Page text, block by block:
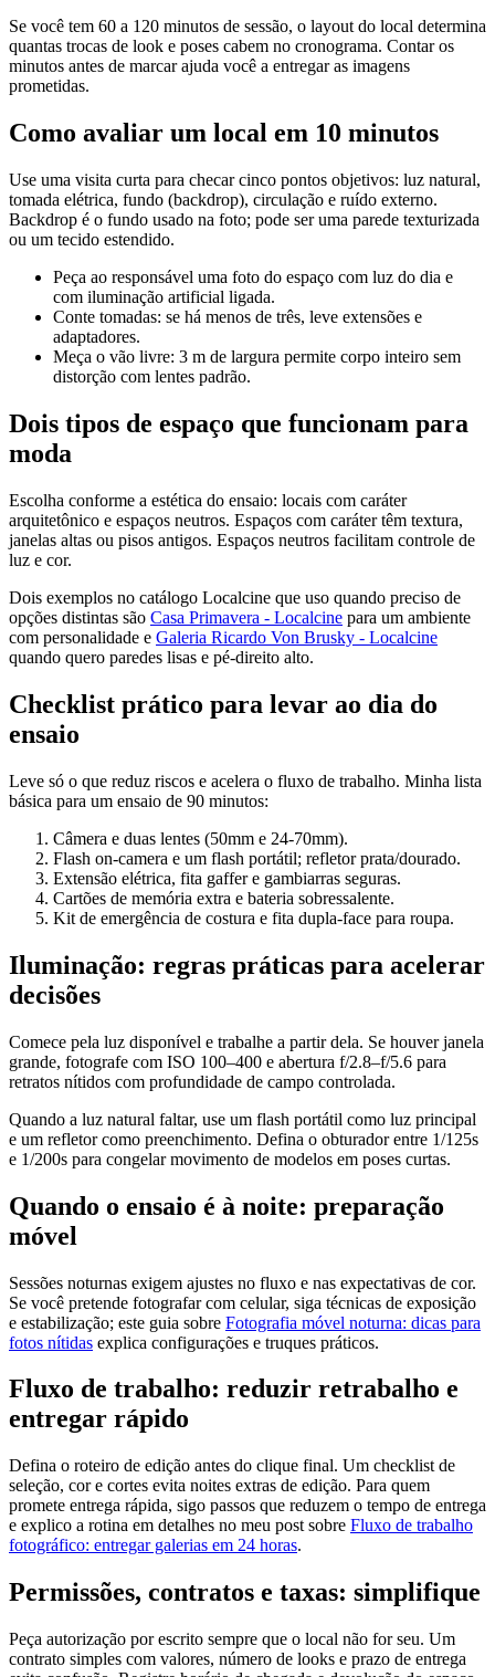
Se você tem 60 a 120 minutos de sessão, o layout do local determina
quantas trocas de look e poses cabem no cronograma. Contar os
minutos antes de marcar ajuda você a entregar as imagens
prometidas.
Como avaliar um local em 10 minutos
Use uma visita curta para checar cinco pontos objetivos: luz natural,
tomada elétrica, fundo (backdrop), circulação e ruído externo.
Backdrop é o fundo usado na foto; pode ser uma parede texturizada
ou um tecido estendido.
Peça ao responsável uma foto do espaço com luz do dia e
com iluminação artificial ligada.
Conte tomadas: se há menos de três, leve extensões e
adaptadores.
Meça o vão livre: 3 m de largura permite corpo inteiro sem
distorção com lentes padrão.
Dois tipos de espaço que funcionam para
moda
Escolha conforme a estética do ensaio: locais com caráter
arquitetônico e espaços neutros. Espaços com caráter têm textura,
janelas altas ou pisos antigos. Espaços neutros facilitam controle de
luz e cor.
Dois exemplos no catálogo Localcine que uso quando preciso de
opções distintas são Casa Primavera - Localcine para um ambiente
com personalidade e Galeria Ricardo Von Brusky - Localcine
quando quero paredes lisas e pé-direito alto.
Checklist prático para levar ao dia do
ensaio
Leve só o que reduz riscos e acelera o fluxo de trabalho. Minha lista
básica para um ensaio de 90 minutos:
Câmera e duas lentes (50mm e 24-70mm).
Flash on-camera e um flash portátil; refletor prata/dourado.
Extensão elétrica, fita gaffer e gambiarras seguras.
Cartões de memória extra e bateria sobressalente.
Kit de emergência de costura e fita dupla-face para roupa.
Iluminação: regras práticas para acelerar
decisões
Comece pela luz disponível e trabalhe a partir dela. Se houver janela
grande, fotografe com ISO 100–400 e abertura f/2.8–f/5.6 para
retratos nítidos com profundidade de campo controlada.
Quando a luz natural faltar, use um flash portátil como luz principal
e um refletor como preenchimento. Defina o obturador entre 1/125s
e 1/200s para congelar movimento de modelos em poses curtas.
Quando o ensaio é à noite: preparação
móvel
Sessões noturnas exigem ajustes no fluxo e nas expectativas de cor.
Se você pretende fotografar com celular, siga técnicas de exposição
e estabilização; este guia sobre Fotografia móvel noturna: dicas para
fotos nítidas explica configurações e truques práticos.
Fluxo de trabalho: reduzir retrabalho e
entregar rápido
Defina o roteiro de edição antes do clique final. Um checklist de
seleção, cor e cortes evita noites extras de edição. Para quem
promete entrega rápida, sigo passos que reduzem o tempo de entrega
e explico a rotina em detalhes no meu post sobre Fluxo de trabalho
fotográfico: entregar galerias em 24 horas.
Permissões, contratos e taxas: simplifique
Peça autorização por escrito sempre que o local não for seu. Um
contrato simples com valores, número de looks e prazo de entrega